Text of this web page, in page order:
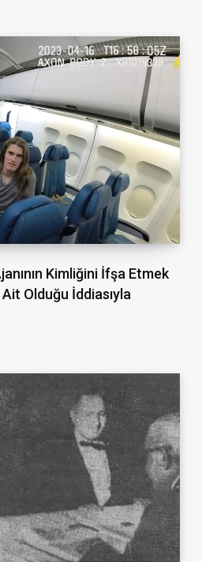
Kimliğini İfşa Etmek
Olduğu İddiasıyla